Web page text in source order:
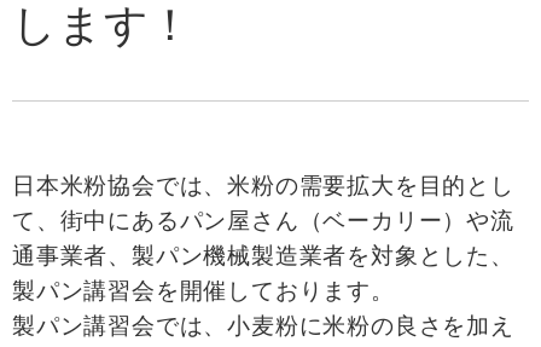
します！
日本米粉協会では、米粉の需要拡大を目的とし
て、街中にあるパン屋さん（ベーカリー）や流
通事業者、製パン機械製造業者を対象とした、
製パン講習会を開催しております。
製パン講習会では、小麦粉に米粉の良さを加え